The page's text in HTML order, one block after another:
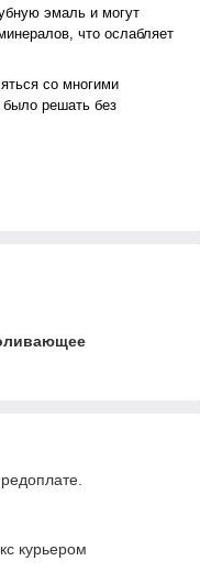
эмаль и могут
что ослабляет
со многими
решать без
курьером